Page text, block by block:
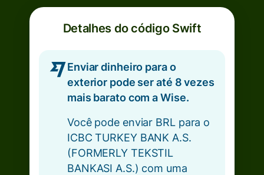
Detalhes do código Swift
Enviar dinheiro para o
exterior pode ser até 8 vezes
mais barato com a Wise.
Você pode enviar BRL para o
ICBC TURKEY BANK A.S.
(FORMERLY TEKSTIL
BANKASI A.S.) com uma